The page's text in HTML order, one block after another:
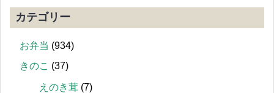
カテゴリー
お弁当 (934)
きのこ (37)
えのき茸 (7)